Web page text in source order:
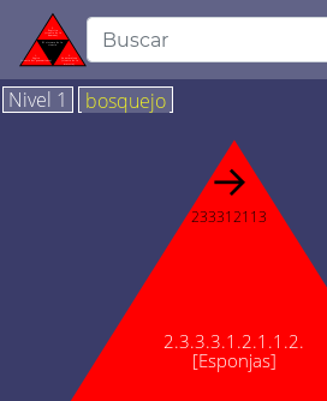
Nivel 1 bosquejo
2.3.3.3.1.2.1.1.2.
[Esponjas]
→
233312113